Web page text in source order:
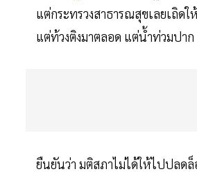
แต่กระทรวงสาธารณสุขเลยเถิดใ
แต่ท้วงติงมาตลอด แต่น้ำท่วมปาก
ยืนยันว่า มติสภาไม่ได้ให้ไปปลด